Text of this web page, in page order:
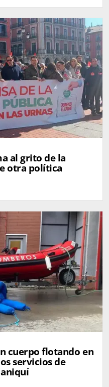
al grito de la
otra política
cuerpo flotando en
servicios de